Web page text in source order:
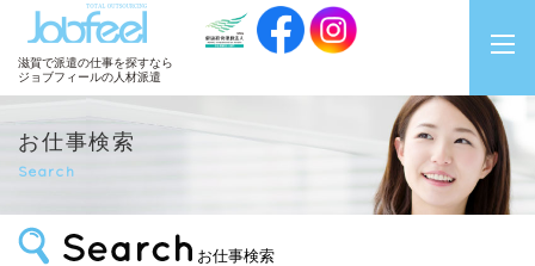
JobFeel
滋賀で派遣の仕事を探すなら
ジョブフィールの人材派遣
お仕事検索
Search
お仕事検索